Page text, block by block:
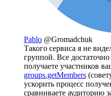
Pablo @Gromadchuk
Такого сервиса я не
группой. Все
получаете участников
groups.getMembers
ускорить процесс
сравниваете аудиторию